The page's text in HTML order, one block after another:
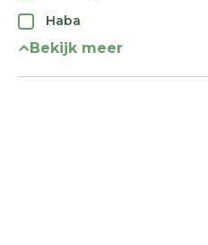
Haba
Bekijk meer